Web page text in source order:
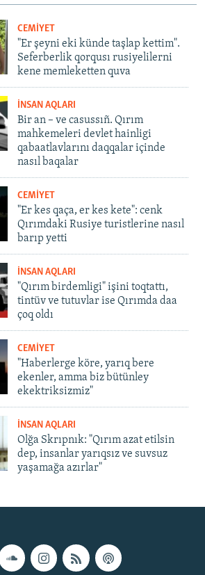
CEMİYET
"Er şeyni eki künde taşlap kettim".
Seferberlik qorqusı rusiyelilerni
kene memleketten quva
İNSAN AQLARI
Bir an – ve casussıñ. Qırım
mahkemeleri devlet hainligi
qabaatlavlarını daqqalar içinde
nasıl baqalar
CEMİYET
"Er kes qaça, er kes kete": cenk
Qırımdaki Rusiye turistlerine nasıl
barıp yetti
İNSAN AQLARI
"Qırım birdemligi" işini toqtattı,
tintüv ve tutuvlar ise Qırımda daa
çoq oldı
CEMİYET
"Haberlerge köre, yarıq bere
ekenler, amma biz bütünley
ekektriksizmiz"
İNSAN AQLARI
Olğa Skrıpnık: "Qırım azat etilsin
dep, insanlar yarıqsız ve suvsuz
yaşamağa azırlar"